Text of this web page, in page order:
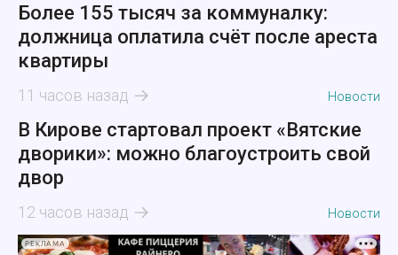
Более 155 тысяч за коммуналку:
должница оплатила счёт после ареста
квартиры
11 часов назад Новости
В Кирове стартовал проект «Вятские
дворики»: можно благоустроить свой
двор
12 часов назад Новости
РЕКЛАМА